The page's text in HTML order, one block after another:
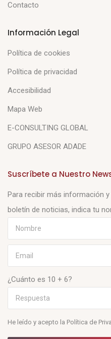
Contacto
Información Legal
Política de cookies
Política de privacidad
Accesibilidad
Mapa Web
E-CONSULTING GLOBAL
GRUPO ASESOR ADADE
Suscríbete a Nuestro
Para recibir más información
boletín de noticias, indica tu
¿Cuánto es 10 + 6?
He leído y acepto la Política de